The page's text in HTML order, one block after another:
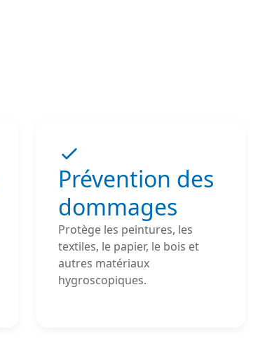
Prévention des
dommages
Protège les peintures, les
textiles, le papier, le bois et
autres matériaux
hygroscopiques.